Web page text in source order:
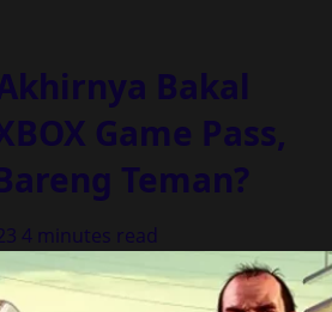
Bakal
Game Pass,
Teman?
4 minutes read